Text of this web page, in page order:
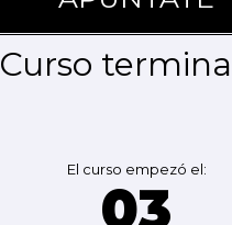
Curso
El curso empezó el:
03